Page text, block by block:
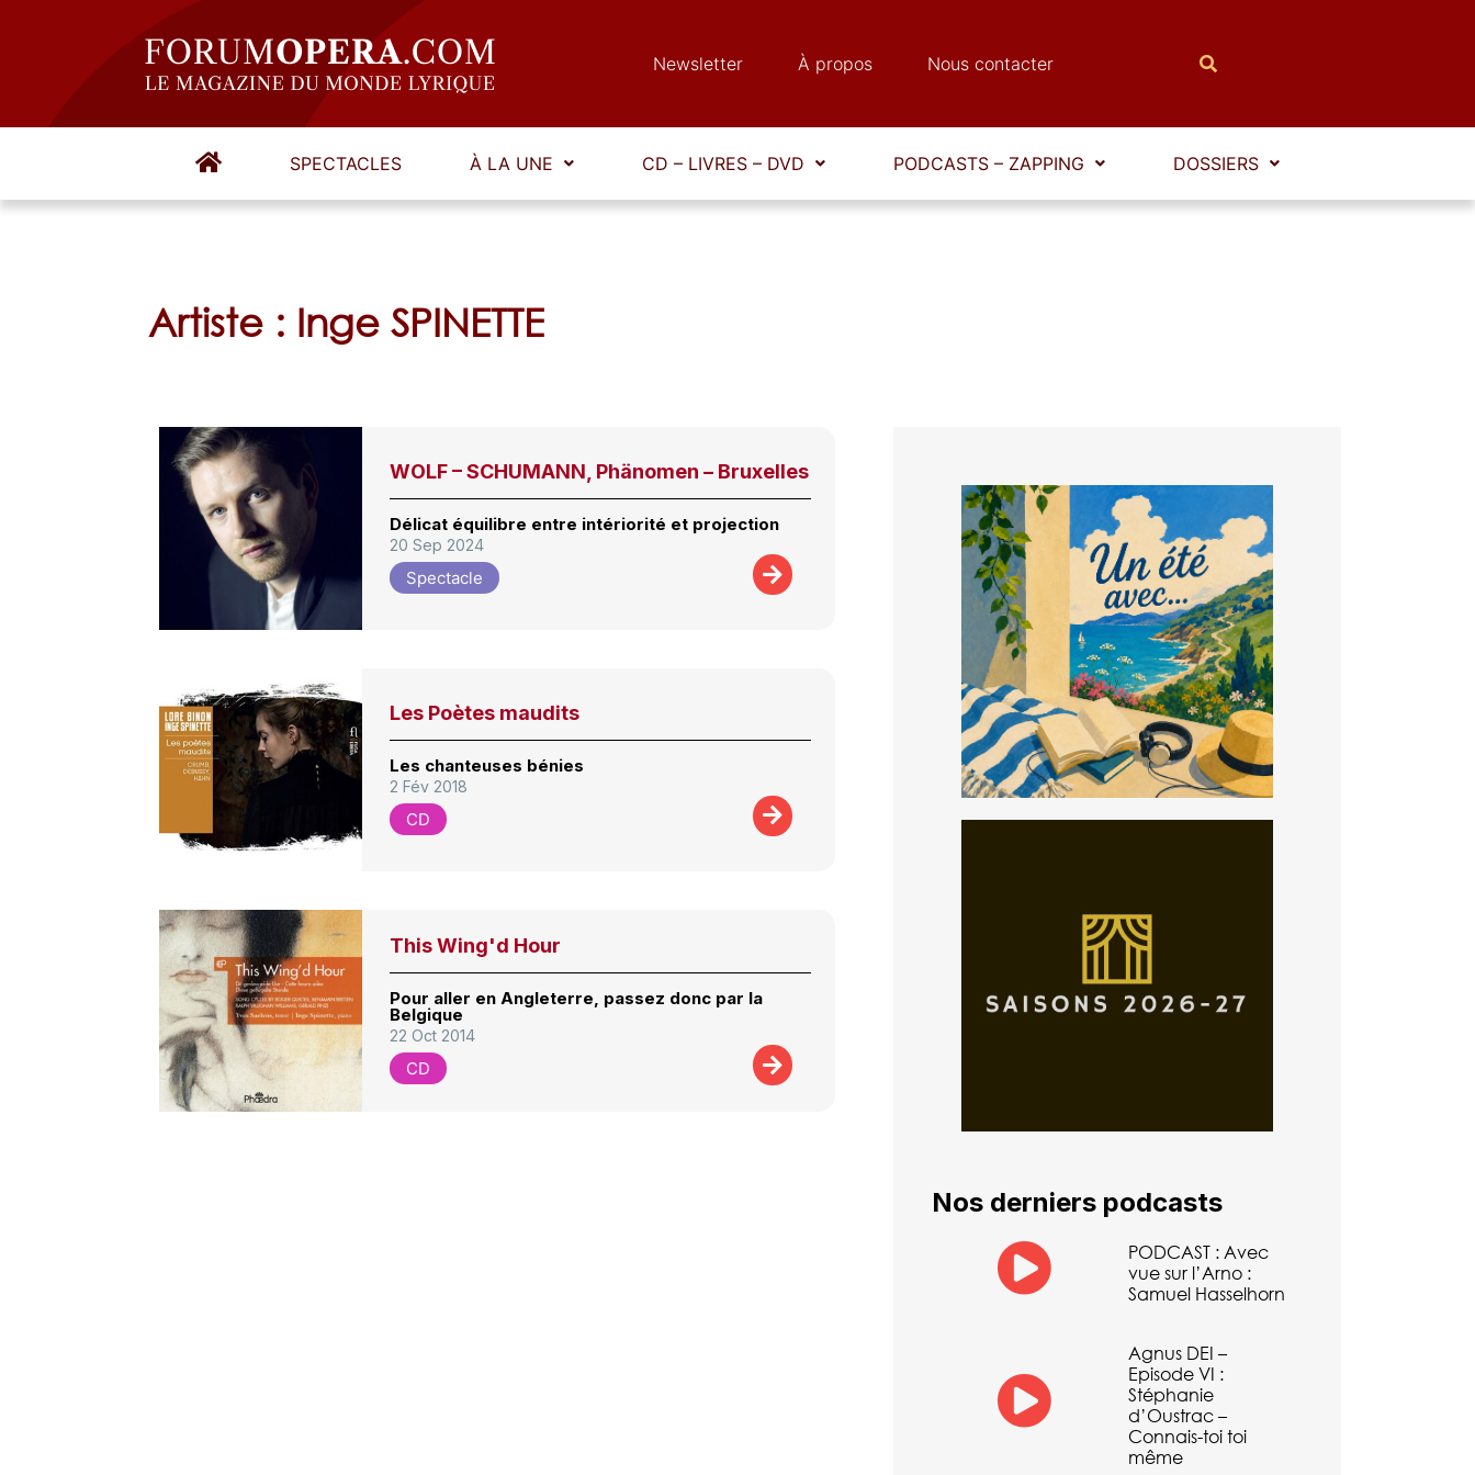
Newsletter À propos Nous contacter
SPECTACLES À LA UNE CD – LIVRES – DVD PODCASTS – ZAPPING DOSSIERS
Artiste : Inge SPINETTE
WOLF – SCHUMANN, Phänomen – Bruxelles
Délicat équilibre entre intériorité et projection
20 Sep 2024
Spectacle
Les Poètes maudits
Les chanteuses bénies
2 Fév 2018
CD
This Wing'd Hour
Pour aller en Angleterre, passez donc par la
Belgique
22 Oct 2014
CD
Nos derniers podcasts
PODCAST : Avec
vue sur l’Arno :
Samuel Hasselhorn
Agnus DEI –
Episode VI :
Stéphanie
d’Oustrac –
Connais-toi toi
même